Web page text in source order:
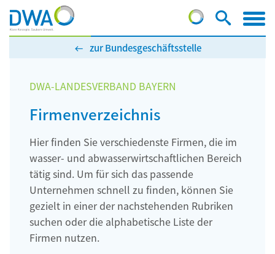
zur Bundesgeschäftsstelle
DWA-LANDESVERBAND BAYERN
Firmenverzeichnis
Hier finden Sie verschiedenste Firmen, die im
wasser- und abwasserwirtschaftlichen Bereich
tätig sind. Um für sich das passende
Unternehmen schnell zu finden, können Sie
gezielt in einer der nachstehenden Rubriken
suchen oder die alphabetische Liste der
Firmen nutzen.